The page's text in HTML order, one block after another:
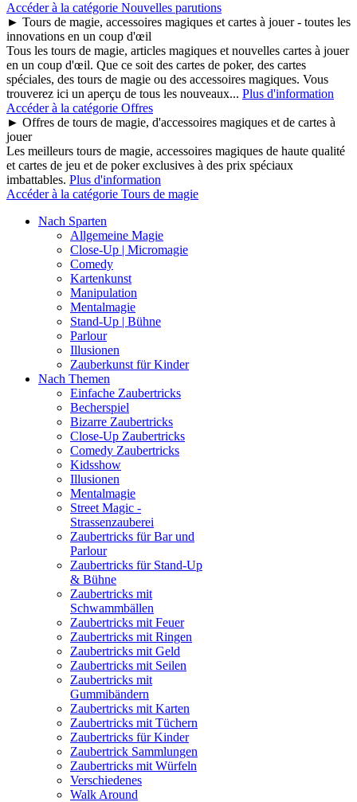
Accéder à la catégorie Nouvelles parutions
► Tours de magie, accessoires magiques et cartes à jouer - toutes les
innovations en un coup d'œil
Tous les tours de magie, articles magiques et nouvelles cartes à jouer
en un coup d'œil. Que ce soit des cartes de poker, des cartes
spéciales, des tours de magie ou des accessoires magiques. Vous
trouverez ici un aperçu de tous les nouveaux... Plus d'information
Accéder à la catégorie Offres
► Offres de tours de magie, d'accessoires magiques et de cartes à
jouer
Les meilleurs tours de magie, accessoires magiques de haute qualité
et cartes de jeu et de poker exclusives à des prix spéciaux
imbattables. Plus d'information
Accéder à la catégorie Tours de magie
Nach Sparten
Allgemeine Magie
Close-Up | Micromagie
Comedy
Kartenkunst
Manipulation
Mentalmagie
Stand-Up | Bühne
Parlour
Illusionen
Zauberkunst für Kinder
Nach Themen
Einfache Zaubertricks
Becherspiel
Bizarre Zaubertricks
Close-Up Zaubertricks
Comedy Zaubertricks
Kidsshow
Illusionen
Mentalmagie
Street Magic -
Strassenzauberei
Zaubertricks für Bar und
Parlour
Zaubertricks für Stand-Up
& Bühne
Zaubertricks mit
Schwammbällen
Zaubertricks mit Feuer
Zaubertricks mit Ringen
Zaubertricks mit Geld
Zaubertricks mit Seilen
Zaubertricks mit
Gummibändern
Zaubertricks mit Karten
Zaubertricks mit Tüchern
Zaubertricks für Kinder
Zaubertrick Sammlungen
Zaubertricks mit Würfeln
Verschiedenes
Walk Around